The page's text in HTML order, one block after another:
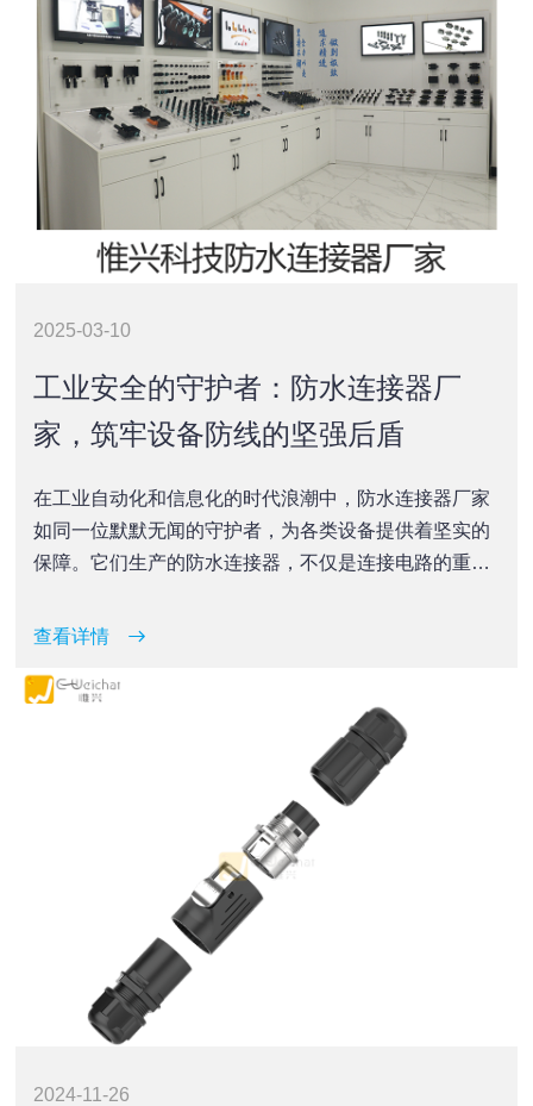
2025-03-10
工业安全的守护者：防水连接器厂
家，筑牢设备防线的坚强后盾
在工业自动化和信息化的时代浪潮中，防水连接器厂家
如同一位默默无闻的守护者，为各类设备提供着坚实的
保障。它们生产的防水连接器，不仅是连接电路的重要
天，让我们一起来揭开这位守护者的神秘面纱，探讨其
查看详情
2024-11-26